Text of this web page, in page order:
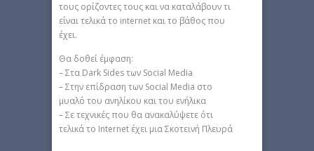
τους ορίζοντες τους και να καταλάβουν τι
είναι τελικά το internet και το βάθος που
έχει.
Θα δοθεί έμφαση:
– Στα Dark Sides των Social Media
– Στην επίδραση των Social Media στο
μυαλό του ανηλίκου και του ενήλικα
– Σε τεχνικές που θα ανακαλύψετε ότι
τελικά το Internet έχει μια Σκοτεινή Πλευρά